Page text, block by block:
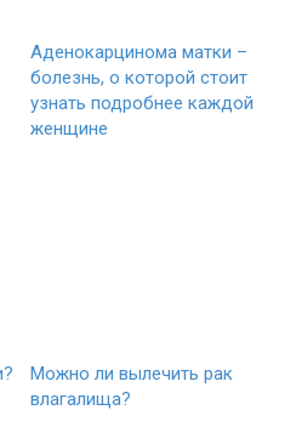
Аденокарцинома матки –
болезнь, о которой стоит
узнать подробнее каждой
женщине
Можно ли вылечить рак
влагалища?